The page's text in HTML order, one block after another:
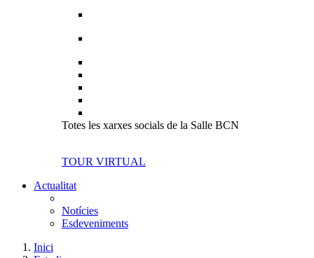
Totes les xarxes socials de la Salle BCN
TOUR VIRTUAL
Actualitat
Notícies
Esdeveniments
Inici